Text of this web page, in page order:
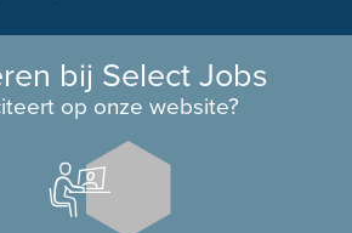
bij Select Jobs
op onze website?